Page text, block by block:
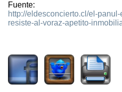
Fuente:
http://eldesconcierto.cl/el-
resiste-al-voraz-apetito-